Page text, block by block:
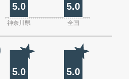
5.0 5.0
神奈川県 全国
5.0 5.0